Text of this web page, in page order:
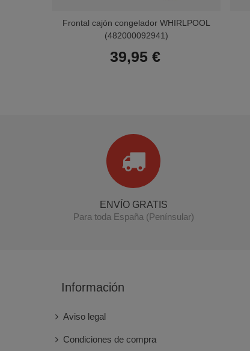
Frontal cajón congelador WHIRLPOOL
(482000092941)
39,95 €
ENVÍO GRATIS
Para toda España (Penínsular)
Información
Aviso legal
Condiciones de compra